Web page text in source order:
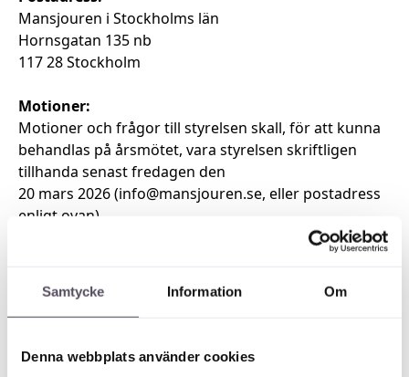
Samtycke Information Om
Denna webbplats använder cookies
Mansjouren i Stockholms län
Hornsgatan 135 nb
117 28 Stockholm
Motioner:
Motioneroch frågortill styrelsen skall, föratt kunna
behandlas på årsmötet, vara styrelsen skriftligen
tillhanda senastfredagen den
20 mars 2026(info@mansjouren.se, eller postadress
enligt ovan)
Volontär som varit verksam i föreningen
under år
5 äger rätt att rösta på årsmötet
Dagordning:
1 Ordföranden öppnar mötet